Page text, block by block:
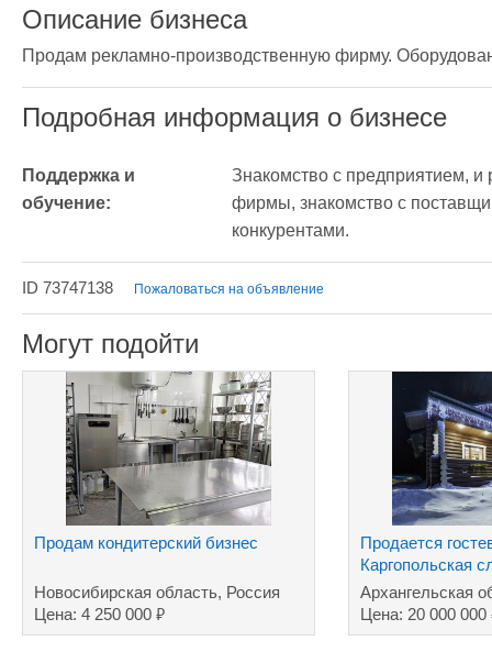
Описание бизнеса
Продам рекламно-производственную фирму.
Подробная информация о бизнесе
Поддержка и
обучение:
Знакомство с предприятием,
фирмы, знакомство с
конкурентами.
ID 73747138 Пожаловаться на объявление
Могут подойти
Продам кондитерский бизнес
Новосибирская область, Россия
Цена: 4 250 000 ₽
Продается
Каргопольская
Архангельская
Цена: 20 000 000